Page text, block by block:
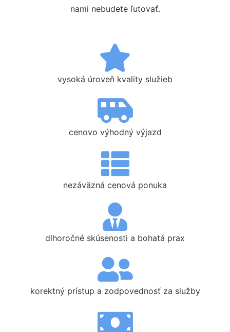
nami nebudete ľutovať.
vysoká úroveň kvality služieb
cenovo výhodný výjazd
nezáväzná cenová ponuka
dlhoročné skúsenosti a bohatá prax
korektný prístup a zodpovednosť za služby